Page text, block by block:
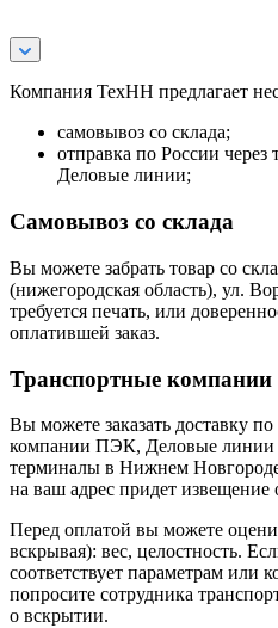
Компания ТехНН предлагает
самовывоз со склада;
отправка по России
Деловые линии;
Самовывоз со склада
Вы можете забрать товар со
(нижегородская область), ул.
требуется печать, или
оплатившей заказ.
Транспортные компании
Вы можете заказать доставку
компании ПЭК, Деловые
терминалы в Нижнем
на ваш адрес придет извещение
Перед оплатой вы можете
вскрывая): вес, целостность.
соответствует параметрам или
попросите сотрудника
о вскрытии.